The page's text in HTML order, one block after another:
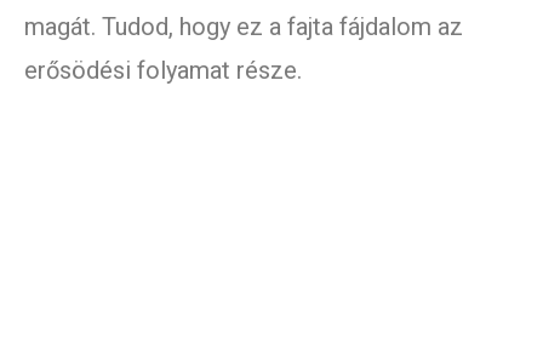
magát. Tudod, hogy ez a fajta fájdalom az
erősödési folyamat része.